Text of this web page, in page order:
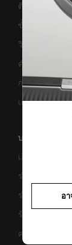
อ
ติดตามสถาน
ขั้นตอนการผ่
วิธีเซ็ตรหัสล็อค
คำแนะนำในก
การแจ้งเตือน
เตือนภัย! มิจฉ
บริษัทของเรา
เกี่ยวกับเรา
ร่วมงานกับเรา
ร่วมธุรกิจ
ร้านค้า
ความยั่งยืน